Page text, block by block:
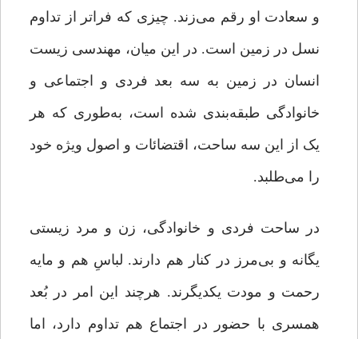
و سعادت او رقم می‌زند. چیزی که فراتر از تداوم
نسل در زمین است. در این میان، مهندسی زیست
انسان در زمین به سه بعد فردی و اجتماعی و
خانوادگی طبقه‌بندی شده است، به‌طوری که هر
یک از این سه ساحت، اقتضائات و اصول ویژه خود
را می‌طلبد.
در ساحت فردی و خانوادگی، زن و مرد زیستی
یگانه و بی‌مرز در کنار هم دارند. لباسِ هم و مایه
رحمت و مودت یکدیگرند. هرچند این امر در بُعد
همسری با حضور در اجتماع هم تداوم دارد، اما